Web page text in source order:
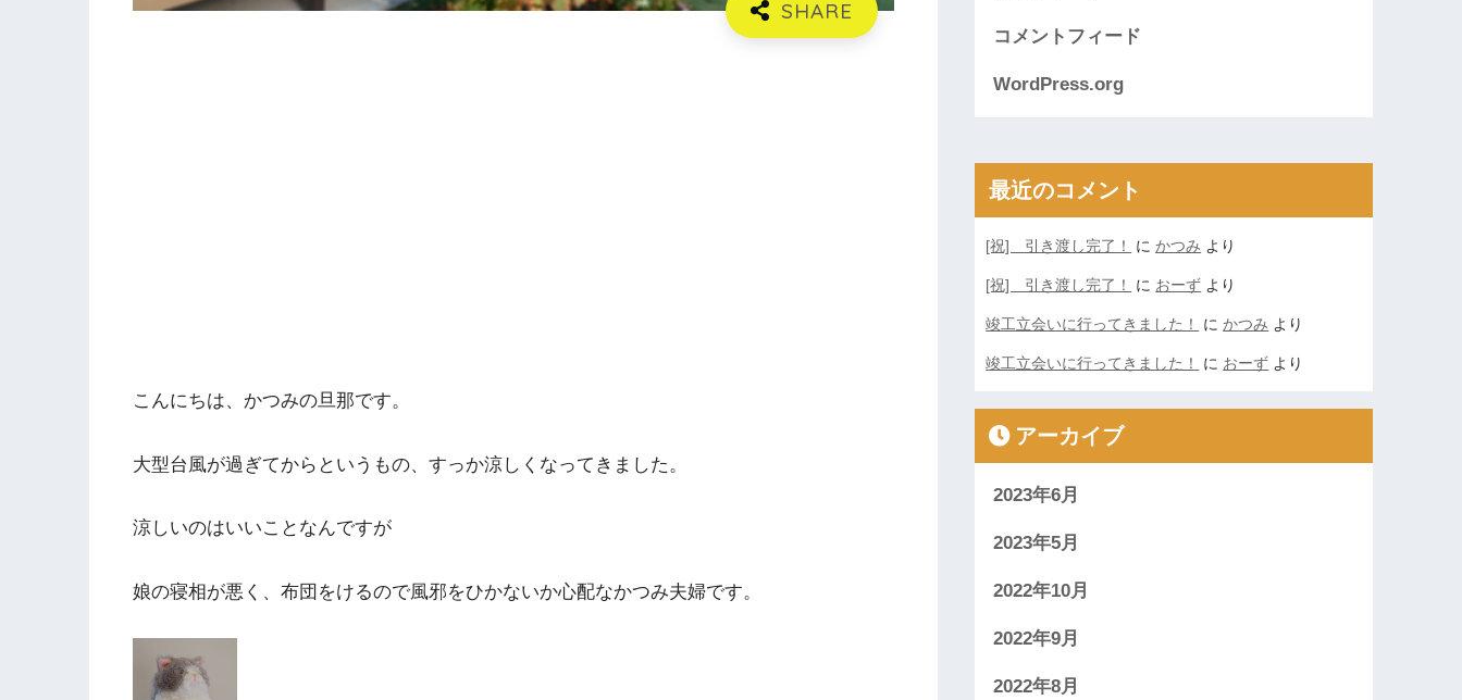
こんにちは、かつみの旦那です。
大型台風が過ぎてからというもの、すっか涼しくなってきました。
涼しいのはいいことなんですが
娘の寝相が悪く、布団をけるので風邪をひかないか心配なかつみ夫婦です。
コメントフィード
WordPress.org
最近のコメント
[祝] 引き渡し完了！ にかつみ より
[祝] 引き渡し完了！ に おーず より
竣工立会いに行ってきました！ にかつみ より
竣工立会いに行ってきました！ に おーず より
アーカイブ
2023年6月
2023年5月
2022年10月
2022年9月
2022年8月